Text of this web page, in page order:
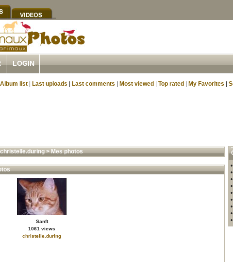
LOGIN
Album list Last uploads Last comments Most viewed Top rated My Favorites
christelle.during>Mes photos
Sanft
1061 views
christelle.during
•
•
•
•